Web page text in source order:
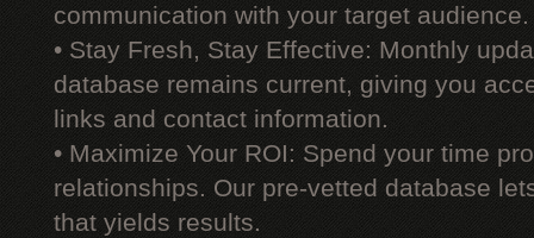
communication with your target audience.
• Stay Fresh, Stay Effective: Monthly
database remains current, giving you
links and contact information.
• Maximize Your ROI: Spend your time
relationships. Our pre-vetted database
that yields results.